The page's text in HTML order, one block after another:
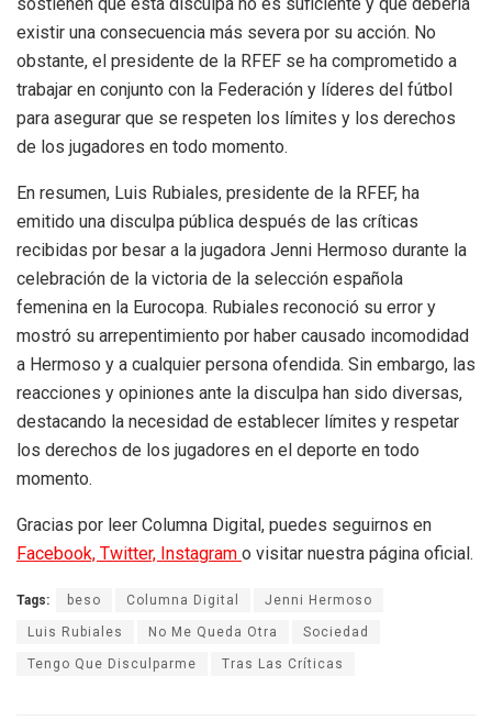
existir una consecuencia más severa por su acción. No
obstante, el presidente de la RFEF se ha comprometido a
trabajar en conjunto con la Federación y líderes del fútbol
para asegurar que se respeten los límites y los derechos
de los jugadores en todo momento.
En resumen, Luis Rubiales, presidente de la RFEF, ha
emitido una disculpa pública después de las críticas
recibidas por besar a la jugadora Jenni Hermoso durante la
celebración de la victoria de la selección española
femenina en la Eurocopa. Rubiales reconoció su error y
mostró su arrepentimiento por haber causado incomodidad
a Hermoso y a cualquier persona ofendida. Sin embargo, las
reacciones y opiniones ante la disculpa han sido diversas,
destacando la necesidad de establecer límites y respetar
los derechos de los jugadores en el deporte en todo
momento.
Gracias por leer Columna Digital, puedes seguirnos en
Facebook, Twitter, Instagram o visitar nuestra página oficial.
Tags: beso Columna Digital Jenni Hermoso
Luis Rubiales No Me Queda Otra Sociedad
Tengo Que Disculparme Tras Las Críticas